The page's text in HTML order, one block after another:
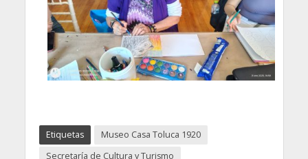
Etiquetas
Museo Casa Toluca 1920
Secretaría de Cultura y Turismo